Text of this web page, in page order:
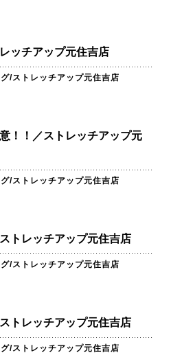
ッチアップ元住吉店
/ストレッチアップ元住吉店
！！／ストレッチアップ元
/ストレッチアップ元住吉店
トレッチアップ元住吉店
/ストレッチアップ元住吉店
トレッチアップ元住吉店
/ストレッチアップ元住吉店